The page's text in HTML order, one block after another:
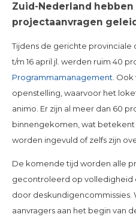
Zuid-Nederland
projectaanvragen
Tijdens de gerichte provinciale
t/m 16 april jl. werden ruim 40
Programmamanagement. Ook
openstelling, waarvoor het
animo. Er zijn al meer dan 60
binnengekomen, wat betekent
worden ingevuld of zelfs zijn
De komende tijd worden alle
gecontroleerd op volledigheid
door deskundigencommissies.
aanvragers aan het begin van